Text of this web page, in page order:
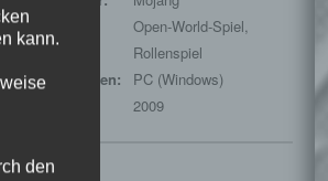
Open-World-Spiel,
Rollenspiel
Plattformen:
PC (Windows)
2009
kann.
den